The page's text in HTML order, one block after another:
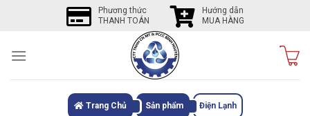
Phương thức
THANH TOÁN
Hướng dẫn
MUA HÀNG
Trang Chủ Sản phẩm Điện Lạnh